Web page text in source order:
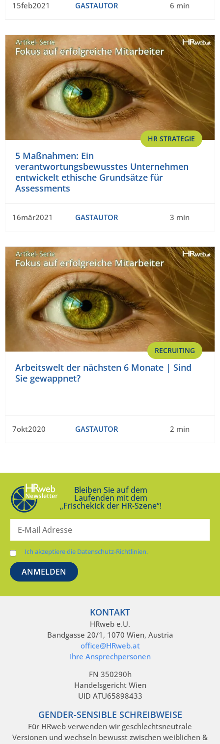
15feb2021 GASTAUTOR 6 min
HR STRATEGIE
5 Maßnahmen: Ein
verantwortungsbewusstes Unternehmen
entwickelt ethische Grundsätze für
Assessments
16mär2021 GASTAUTOR 3 min
RECRUITING
Arbeitswelt der nächsten 6 Monate | Sind
Sie gewappnet?
7okt2020 GASTAUTOR 2 min
Bleiben Sie auf dem
Laufenden mit dem
„Frischekick der HR-Szene“!
Ich akzeptiere die Datenschutz-Richtlinien.
KONTAKT
HRweb e.U.
Bandgasse 20/1, 1070 Wien, Austria
office@HRweb.at
Ihre Ansprechpersonen
FN 350290h
Handelsgericht Wien
UID ATU65898433
GENDER-SENSIBLE SCHREIBWEISE
Für HRweb verwenden wir geschlechtsneutrale
Versionen und wechseln bewusst zwischen weiblichen &